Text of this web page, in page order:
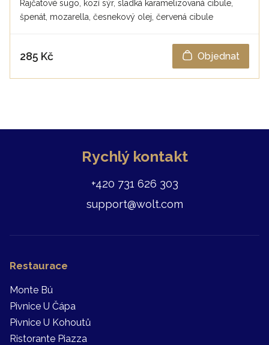
Rajčatové sugo, kozí sýr, sladká karamelizovaná cibule,
špenát, mozarella, česnekový olej, červená cibule
285 Kč Objednat
Rychlý kontakt
+420 731 626 303
support@wolt.com
Restaurace
Monte Bú
Pivnice U Čápa
Pivnice U Kohoutů
Ristorante Piazza